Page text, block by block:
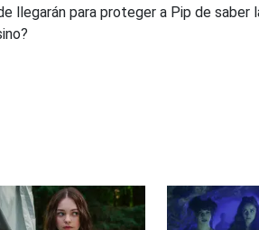
llegarán para proteger a Pip de saber